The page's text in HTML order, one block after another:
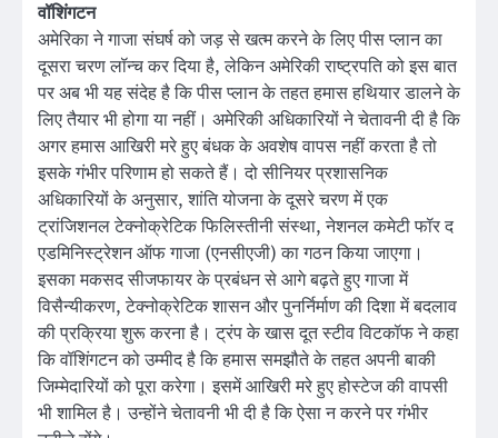
वॉशिंगटन
अमेरिका ने गाजा संघर्ष को जड़ से खत्म करने के लिए पीस प्लान का
दूसरा चरण लॉन्च कर दिया है, लेकिन अमेरिकी राष्ट्रपति को इस बात
पर अब भी यह संदेह है कि पीस प्लान के तहत हमास हथियार डालने के
लिए तैयार भी होगा या नहीं। अमेरिकी अधिकारियों ने चेतावनी दी है कि
अगर हमास आखिरी मरे हुए बंधक के अवशेष वापस नहीं करता है तो
इसके गंभीर परिणाम हो सकते हैं। दो सीनियर प्रशासनिक
अधिकारियों के अनुसार, शांति योजना के दूसरे चरण में एक
ट्रांजिशनल टेक्नोक्रेटिक फिलिस्तीनी संस्था, नेशनल कमेटी फॉर द
एडमिनिस्ट्रेशन ऑफ गाजा (एनसीएजी) का गठन किया जाएगा।
इसका मकसद सीजफायर के प्रबंधन से आगे बढ़ते हुए गाजा में
विसैन्यीकरण, टेक्नोक्रेटिक शासन और पुनर्निर्माण की दिशा में बदलाव
की प्रक्रिया शुरू करना है। ट्रंप के खास दूत स्टीव विटकॉफ ने कहा
कि वॉशिंगटन को उम्मीद है कि हमास समझौते के तहत अपनी बाकी
जिम्मेदारियों को पूरा करेगा। इसमें आखिरी मरे हुए होस्टेज की वापसी
भी शामिल है। उन्होंने चेतावनी भी दी है कि ऐसा न करने पर गंभीर